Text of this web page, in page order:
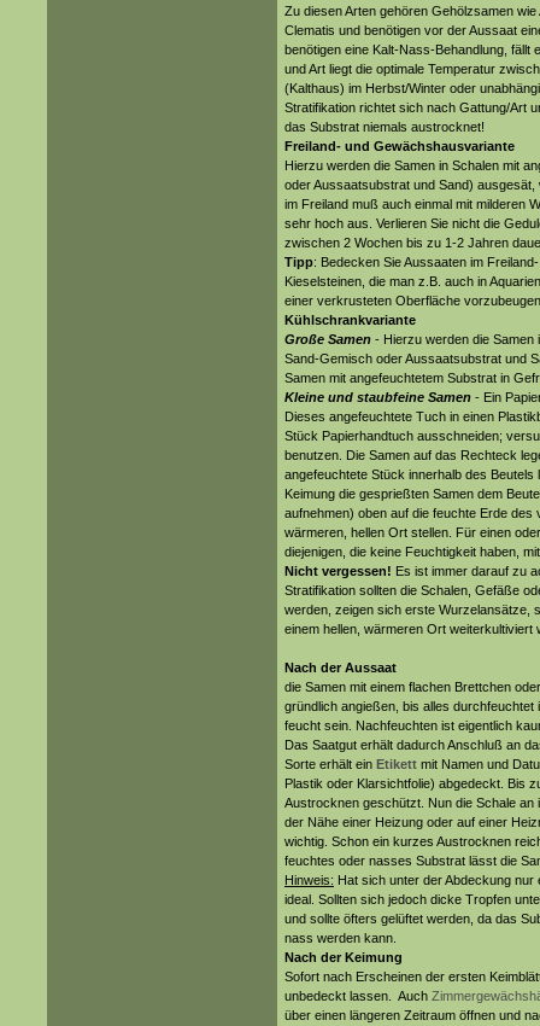
Zu diesen Arten gehören Gehölzsamen
Clematis und benötigen vor der Aussaat
benötigen eine Kalt-Nass-Behandlung, fällt
und Art liegt die optimale Temperatur
(Kalthaus) im Herbst/Winter oder
Stratifikation richtet sich nach Gattung/Art
das Substrat niemals austrocknet!
Freiland- und Gewächshausvariante
Hierzu werden die Samen in Schalen mit
oder Aussaatsubstrat und Sand)
im Freiland muß auch einmal mit milderen
sehr hoch aus. Verlieren Sie nicht die
zwischen 2 Wochen bis zu 1-2 Jahren
Tipp: Bedecken Sie Aussaaten im
Kieselsteinen, die man z.B. auch in
einer verkrusteten Oberfläche
Kühlschrankvariante
Große Samen - Hierzu werden die Samen
Sand-Gemisch oder Aussaatsubstrat und
Samen mit angefeuchtetem Substrat in
Kleine und staubfeine Samen - Ein
Dieses angefeuchtete Tuch in einen
Stück Papierhandtuch ausschneiden;
benutzen. Die Samen auf das Rechteck
angefeuchtete Stück innerhalb des
Keimung die gesprießten Samen dem
aufnehmen) oben auf die feuchte Erde
wärmeren, hellen Ort stellen. Für einen
diejenigen, die keine Feuchtigkeit haben,
Nicht vergessen! Es ist immer darauf zu
Stratifikation sollten die Schalen, Gefäße
werden, zeigen sich erste Wurzelansätze,
einem hellen, wärmeren Ort weiterkultiviert
Nach der Aussaat
die Samen mit einem flachen Brettchen
gründlich angießen, bis alles
feucht sein. Nachfeuchten ist eigentlich
Das Saatgut erhält dadurch Anschluß an
Sorte erhält ein Etikett mit Namen und
Plastik oder Klarsichtfolie) abgedeckt. Bis
Austrocknen geschützt. Nun die Schale
der Nähe einer Heizung oder auf einer
wichtig. Schon ein kurzes Austrocknen
feuchtes oder nasses Substrat lässt die
Hinweis: Hat sich unter der Abdeckung nur
ideal. Sollten sich jedoch dicke Tropfen
und sollte öfters gelüftet werden, da das
nass werden kann.
Nach der Keimung
Sofort nach Erscheinen der ersten
unbedeckt lassen. Auch
über einen längeren Zeitraum öffnen und